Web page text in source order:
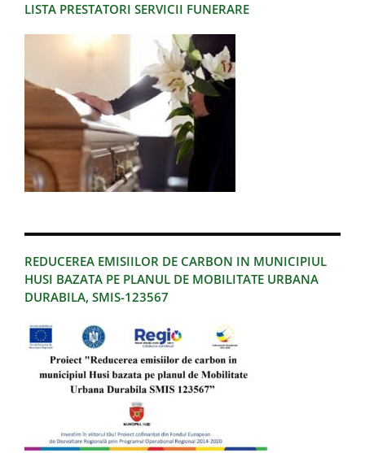
LISTA PRESTATORI SERVICII FUNERARE
REDUCEREA EMISIILOR DE CARBON IN MUNICIPIUL
HUSI BAZATA PE PLANUL DE MOBILITATE URBANA
DURABILA, SMIS-123567